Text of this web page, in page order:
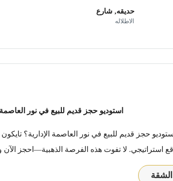
حديقه, شارع
الاطلاله
استوديو حجز قديم للبيع في نور العاصمة
حجز قديم للبيع في نور العاصمة الإدارية؟
لا تفوت هذه الفرصة الذهبية—احجز